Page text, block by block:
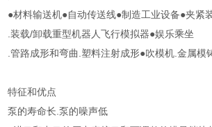
●材料输送机●自动传送线●制造工业设备●夹紧
.装载/卸载重型机器人飞行模拟器●娱乐乘坐
.管路成形和弯曲.塑料注射成形●吹模机.金属模
特征和优点
泵的寿命长.泵的噪声低